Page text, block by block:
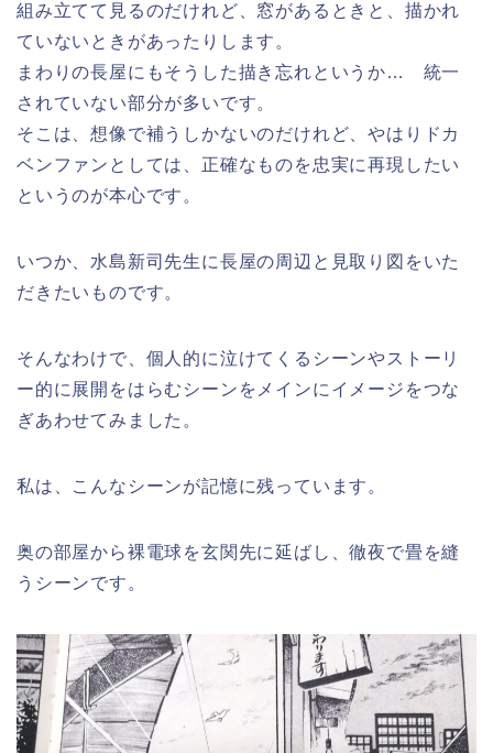
組み立てて見るのだけれど、窓があるときと、描かれ
ていないときがあったりします。
まわりの長屋にもそうした描き忘れというか… 統一
されていない部分が多いです。
そこは、想像で補うしかないのだけれど、やはりドカ
ベンファンとしては、正確なものを忠実に再現したい
というのが本心です。
いつか、水島新司先生に長屋の周辺と見取り図をいた
だきたいものです。
そんなわけで、個人的に泣けてくるシーンやストーリ
ー的に展開をはらむシーンをメインにイメージをつな
ぎあわせてみました。
私は、こんなシーンが記憶に残っています。
奥の部屋から裸電球を玄関先に延ばし、徹夜で畳を縫
うシーンです。